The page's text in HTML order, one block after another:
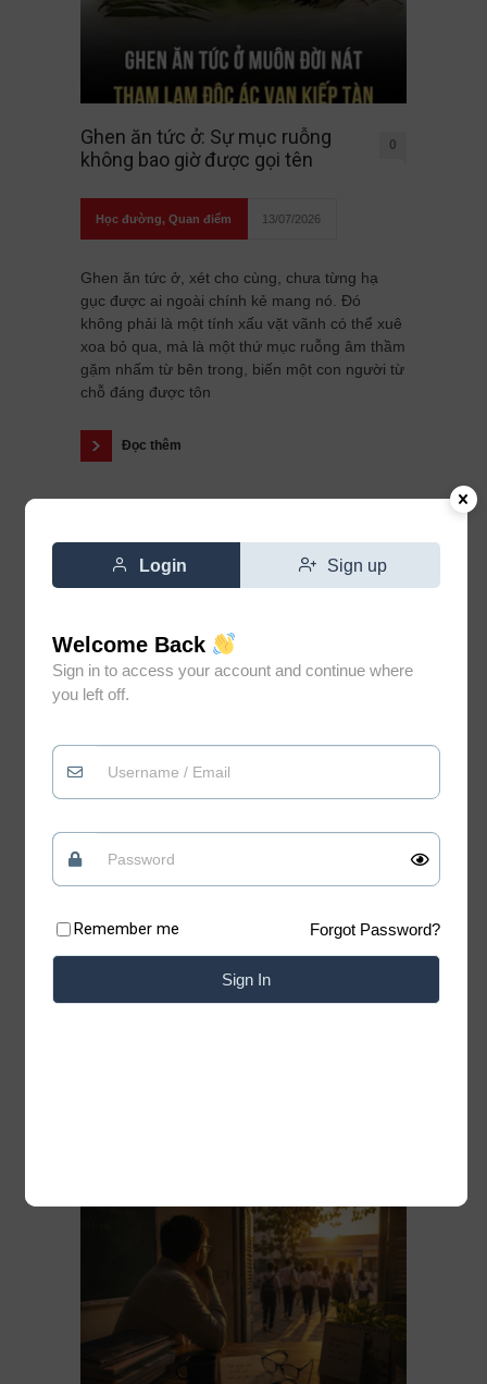
Ghen ăn tức ở: Sự mục ruỗng
không bao giờ được gọi tên
0
Học đường, Quan điểm 13/07/2026
Ghen ăn tức ở, xét cho cùng, chưa từng hạ
gục được ai ngoài chính kẻ mang nó. Đó
không phải là một tính xấu vặt vãnh có thể xuê
xoa bỏ qua, mà là một thứ mục ruỗng âm thầm
gặm nhấm từ bên trong, biến một con người từ
chỗ đáng được tôn
Đọc thêm
Đừng vì gặp vài người không
xứng đáng mà đánh mất niềm
Quan điểm 09/07/2026
Có những lúc, sống “chua” một chút mới giữ
tâm hồn đang tìm kiếm sự bình yên. Chào
Login Sign up
Welcome Back
Sign in to access your account and continue where
you left off.
Remember me Forgot Password?
Sign In